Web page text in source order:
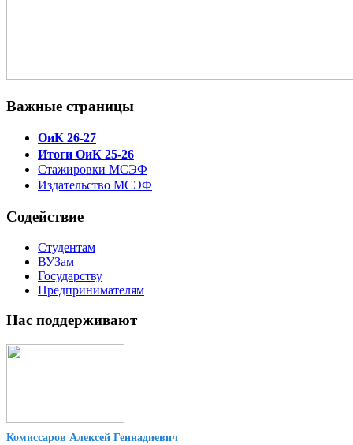
Важные страницы
ОиК 26-27
Итоги ОиК 25-26
Стажировки МСЭФ
Издательство МСЭФ
Содействие
Студентам
ВУЗам
Государству
Предпринимателям
Нас поддерживают
Комиссаров Алексей Геннадиевич